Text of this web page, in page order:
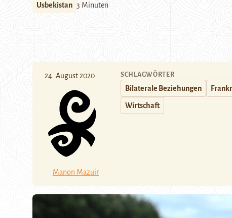
Usbekistan 3 Minuten
24. August 2020
Manon Mazuir
SCHLAGWÖRTER
Bilaterale Beziehungen
Wirtschaft